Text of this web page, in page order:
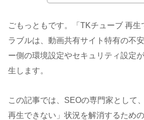
ごもっともです。「TKチューブ 再生
ラブルは、動画共有サイト特有の不
ー側の環境設定やセキュリティ設定
生します。
この記事では、SEOの専門家として
再生できない」状況を解消するため